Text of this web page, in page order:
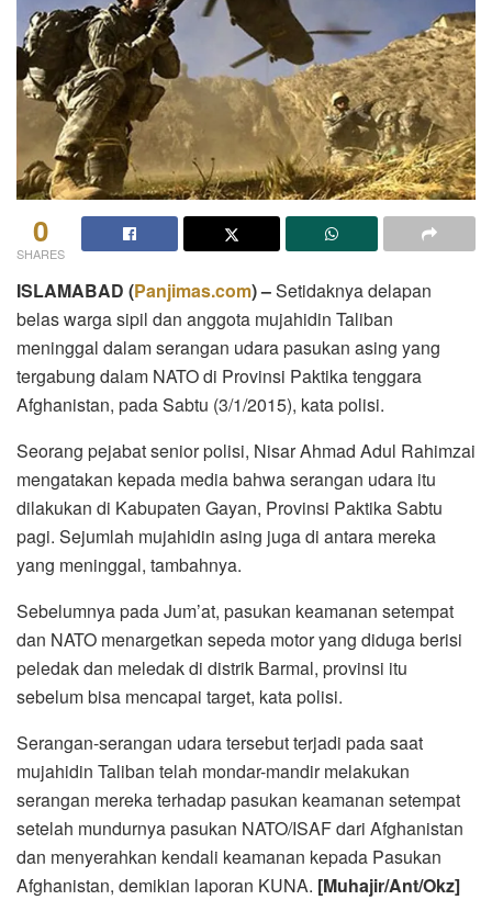
0
SHARES
ISLAMABAD (Panjimas.com) –Setidaknya delapan
belas warga sipil dan anggota mujahidin Taliban
meninggal dalam serangan udara pasukan asing yang
tergabung dalam NATO di Provinsi Paktika tenggara
Afghanistan, pada Sabtu (3/1/2015), kata polisi.
Seorang pejabat senior polisi, Nisar Ahmad Adul Rahimzai
mengatakan kepada media bahwa serangan udara itu
dilakukan di Kabupaten Gayan, Provinsi Paktika Sabtu
pagi. Sejumlah mujahidin asing juga di antara mereka
yang meninggal, tambahnya.
Sebelumnya pada Jum’at, pasukan keamanan setempat
dan NATO menargetkan sepeda motor yang diduga berisi
peledak dan meledak di distrik Barmal, provinsi itu
sebelum bisa mencapai target, kata polisi.
Serangan-serangan udara tersebut terjadi pada saat
mujahidin Taliban telah mondar-mandir melakukan
serangan mereka terhadap pasukan keamanan setempat
setelah mundurnya pasukan NATO/ISAF dari Afghanistan
dan menyerahkan kendali keamanan kepada Pasukan
Afghanistan, demikian laporan KUNA. [Muhajir/Ant/Okz]